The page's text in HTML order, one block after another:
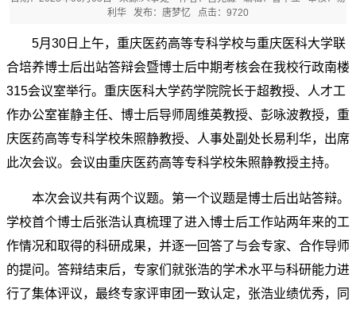
利华 发布：唐梦忆 点击： 9720
5月30日上午，重庆医药高等专科学校与重庆医科大学联
合培养博士后出站答辩会暨博士后中期考核会在我校行政南楼
315会议室举行。重庆医科大学药学院院长于超教授、人才工
作办公室崔静主任、博士后导师周维英教授、彭咏波教授，重
庆医药高等专科学校朱照静教授、人事处副处长易利华，出席
此次会议。会议由重庆医药高等专科学校朱照静教授主持。
本次会议共有两个议题。第一个议题是博士后出站答辩。
学校首个博士后张浩认真梳理了进入博士后工作站两年来的工
作情况和取得的科研成果，并逐一回答了与会专家、合作导师
的提问。答辩结束后，专家们就张浩的学术水平与科研能力进
行了集体评议，最终专家评审团一致认定，张浩业绩优秀，同